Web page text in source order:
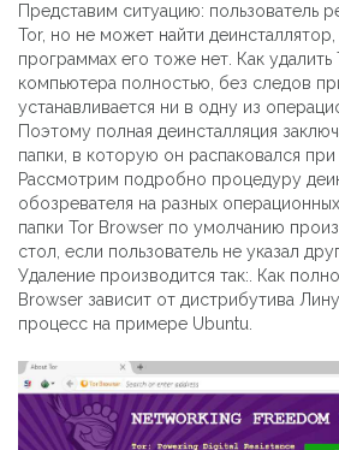
Представим ситуацию: пользователь
Tor, но не может найти
программах его тоже нет. Как
компьютера полностью, без следов
устанавливается ни в одну из
Поэтому полная деинсталляция
папки, в которую он распаковался при
Рассмотрим подробно процедуру
обозревателя на разных
папки Tor Browser по умолчанию
стол, если пользователь не указал
Удаление производится так:. Как
Browser зависит от дистрибутива
процесс на примере Ubuntu.